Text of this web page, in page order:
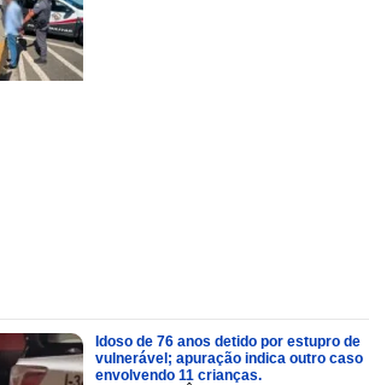
Idoso de 76 anos detido por estupro de
vulnerável; apuração indica outro caso
envolvendo 11 crianças.